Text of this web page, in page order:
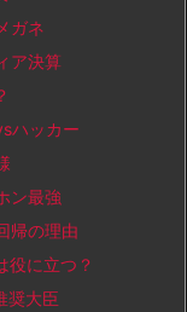
ガネ
ア決算
ハッカー
ン最強
帰の理由
に立つ？
奨大臣